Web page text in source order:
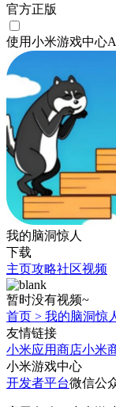
官方正版
使用小米游戏中心
我的脑洞惊人
下载
主页攻略社区视频
暂时没有视频~
首页 > 我的脑洞惊
友情链接
小米应用商店小米
小米游戏中心
开发者平台微信公